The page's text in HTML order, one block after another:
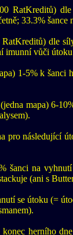
RatKreditů)
33.3% šance
dle
imunní vůči
1-5% k šanci
mapa) 6-
pro následující
šanci na
(ani s
se útoku (=
herního